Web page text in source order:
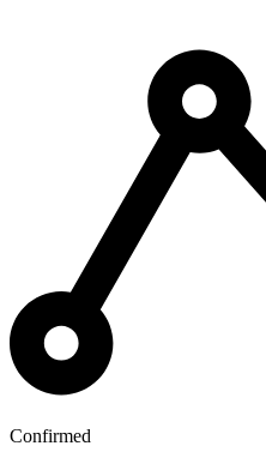
Confirmed